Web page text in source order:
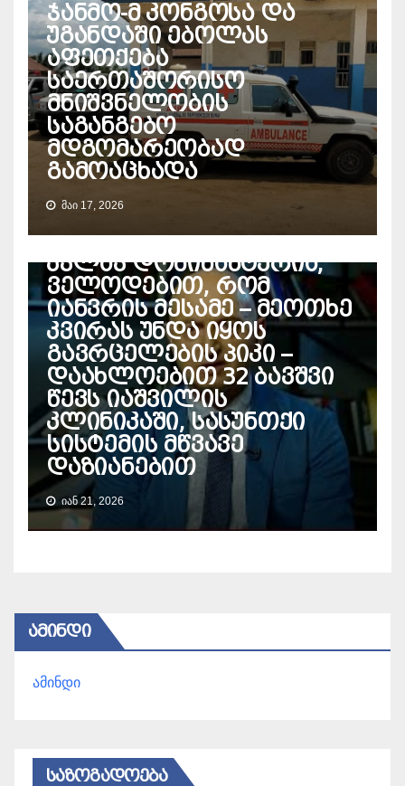
ჯანმო-მ კონგოსა და
უგანდაში ებოლას
აფეთქება
საერთაშორისო
მნიშვნელობის
საგანგებო
მდგომარეობად
გამოაცხადა
ᲛᲐᲘ 17, 2026
ივანე ჩხაიძე – გრიპი
კვლავ დომინანტურია,
ველოდებით, რომ
იანვრის მესამე – მეოთხე
კვირას უნდა იყოს
გავრცელების პიკი –
დაახლოებით 32 ბავშვი
წევს იაშვილის
კლინიკაში, სასუნთქი
სისტემის მწვავე
დაზიანებით
ᲘᲐᲜ 21, 2026
ᲐᲛᲘᲜᲓᲘ
ამინდი
ᲡᲐᲖᲝᲒᲐᲓᲝᲔᲑᲐ